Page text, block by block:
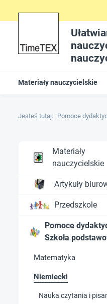
Materiały nauczycielskie
Jesteś tutaj: Pomoce
Materiały
nauczycielskie
Artykuły
Przedszkole
Pomoce
Szkoła
Matematyka
Niemiecki
Nauka czytania i